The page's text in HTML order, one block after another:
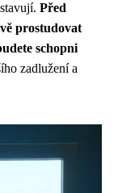
Před
prostudovat
schopni
zadlužení a